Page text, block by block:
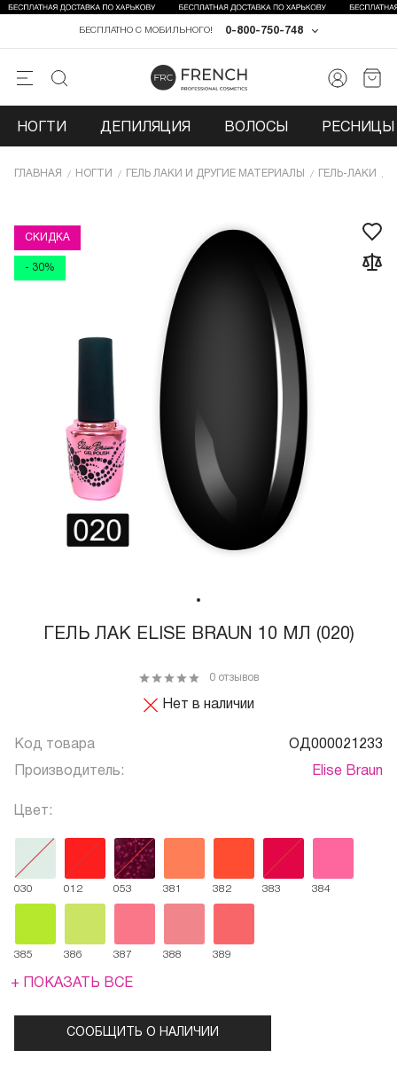
0-800-750-748
БЕСПЛАТНО С МОБИЛЬНОГО!
НОГТИ ДЕПИЛЯЦИЯ ВОЛОСЫ РЕСНИЦЫ
ГЛАВНАЯ НОГТИ ГЕЛЬ ЛАКИ И ДРУГИЕ МАТЕРИАЛЫ ГЕЛЬ-ЛАКИ
СКИДКА
- 30%
ГЕЛЬ ЛАК ELISE BRAUN 10 МЛ (020)
Нет в наличии
0 отзывов
Код товара ОД000021233
Производитель: Elise Braun
Цвет:
030 012 053 381 382 383 384
385 386 387 388 389
+ ПОКАЗАТЬ ВСЕ
СООБЩИТЬ О НАЛИЧИИ